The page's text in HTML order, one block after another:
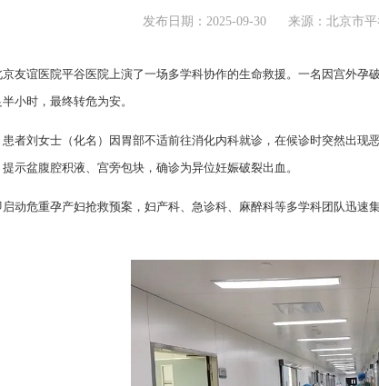
发布日期：2025-09-30 来源：北京市
友谊医院平谷医院上演了一场多学科协作的生命救援。一名因宫外
小时，最终转危为安。
者刘女士（化名）因胃部不适前往消化内科就诊，在候诊时突然出现
示盆腹腔积液、宫旁包块，确诊为异位妊娠破裂出血。
启动危重孕产妇抢救预案，妇产科、急诊科、麻醉科等多学科团队迅